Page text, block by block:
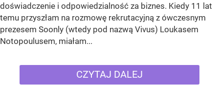
doświadczenie i odpowiedzialność za biznes. Kiedy 11 lat
temu przyszłam na rozmowę rekrutacyjną z ówczesnym
prezesem Soonly (wtedy pod nazwą Vivus) Loukasem
Notopoulusem, miałam...
CZYTAJ DALEJ